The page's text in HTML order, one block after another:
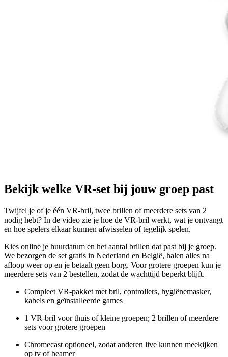
Bekijk welke VR-set bij jouw groep past
Twijfel je of je één VR-bril, twee brillen of meerdere sets van 2
nodig hebt? In de video zie je hoe de VR-bril werkt, wat je ontvangt
en hoe spelers elkaar kunnen afwisselen of tegelijk spelen.
Kies online je huurdatum en het aantal brillen dat past bij je groep.
We bezorgen de set gratis in Nederland en België, halen alles na
afloop weer op en je betaalt geen borg. Voor grotere groepen kun je
meerdere sets van 2 bestellen, zodat de wachttijd beperkt blijft.
Compleet VR-pakket met bril, controllers, hygiënemasker,
kabels en geïnstalleerde games
1 VR-bril voor thuis of kleine groepen; 2 brillen of meerdere
sets voor grotere groepen
Chromecast optioneel, zodat anderen live kunnen meekijken
op tv of beamer